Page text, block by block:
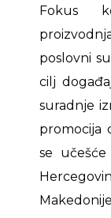
Fokus
poslovni
cilj
suradnje
promocija
se